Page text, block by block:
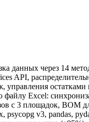
данных через 14
API,
Excel:
с 3 площадок, BOM
psycopg v3, pandas,